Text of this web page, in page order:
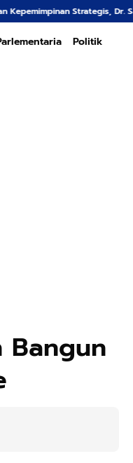
Strategis, Dr. Said Mulyadi
Politik
Bangun